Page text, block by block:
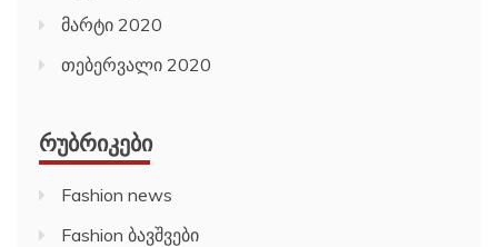
მარტი 2020
თებერვალი 2020
ᲠᲣᲑᲠᲘᲙᲔᲑᲘ
Fashion news
Fashion ბავშვები